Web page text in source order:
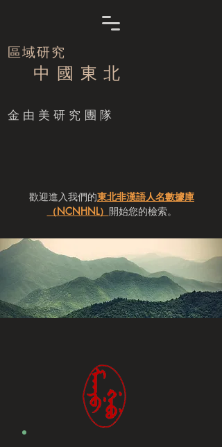
區域研究
中 國 東 北
​金由美研究團隊
歡迎進入我們的東北非漢語人名數據庫
（NCNHNL） 開始您的檢索。